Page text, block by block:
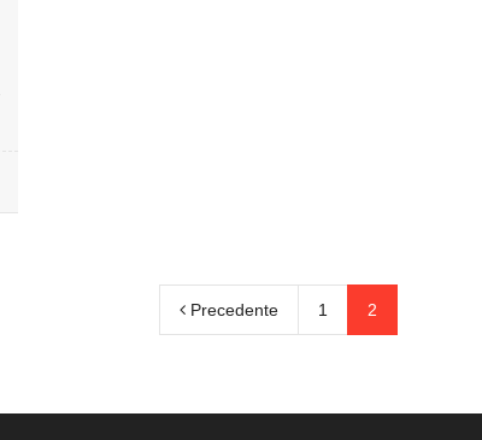
Precedente 1 2